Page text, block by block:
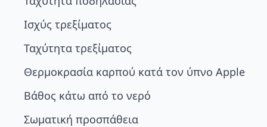
Ισχύς τρεξίματος
Ταχύτητα τρεξίματος
Θερμοκρασία καρπού κατά τον ύπνο Apple
Βάθος κάτω από το νερό
Σωματική προσπάθεια